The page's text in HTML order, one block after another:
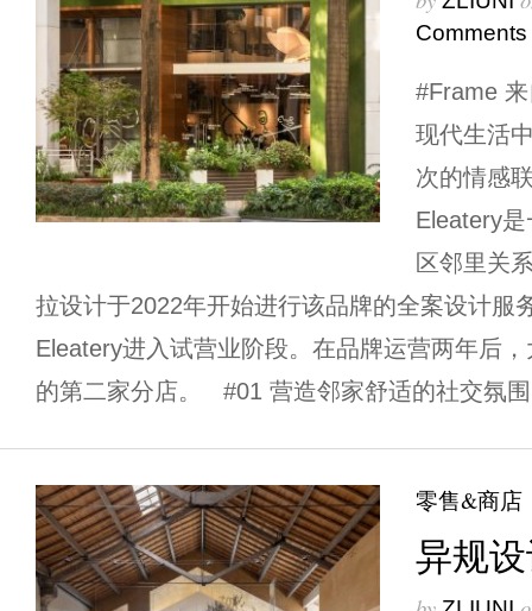
Comments
#Frame
现代生活
次的情感
Eleatery
区邻里关
拉设计于2022年开始进行该品牌的全案设计服
Eleatery进入试营业阶段。在品牌运营两年后
的第二家分店。 #01 营造邻家舒适的社交
零售&商店
异规